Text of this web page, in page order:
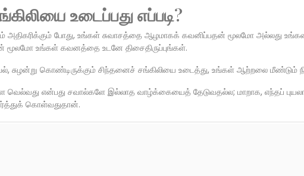
உடைப்பது எப்படி?
போது, உங்கள் சுவாசத்தை ஆழமாகக் கவனிப்பதன் மூலமோ அல்லது
உங்கள் கவனத்தை உடனே திசைதிருப்புங்கள்.
சுழன்று கொண்டிருக்கும் சிந்தனைச் சங்கிலியை உடைத்து, உங்கள் ஆற்றலை மீண்டும்
வெல்வது என்பது சவால்களே இல்லாத வாழ்க்கையைத் தேடுவதல்ல; மாறாக, எந்தப்
கொள்வதுதான்.